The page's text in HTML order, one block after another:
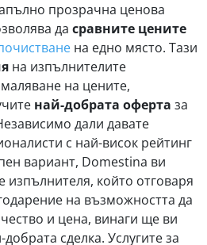
прозрачна ценова
да сравните цените
на едно място. Тази
на изпълнителите
на цените,
най-добрата оферта за
дали давате
с най-висок рейтинг
вариант, Domestina ви
изпълнителя, който отговаря
на възможността да
и цена, винаги ще ви
сделка. Услугите за